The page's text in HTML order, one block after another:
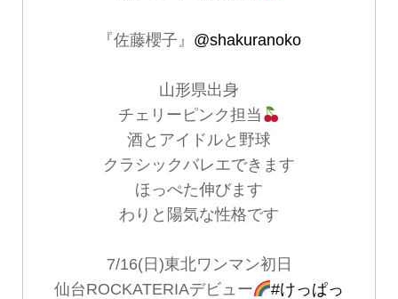
『佐藤櫻子』 @shakuranoko
山形県出身
チェリーピンク担当
酒とアイドルと野球
クラシックバレエできます
ほっぺた伸びます
わりと陽気な性格です
7/16(日)東北ワンマン初日
仙台ROCKATERIAデビュー
#けっぱっ